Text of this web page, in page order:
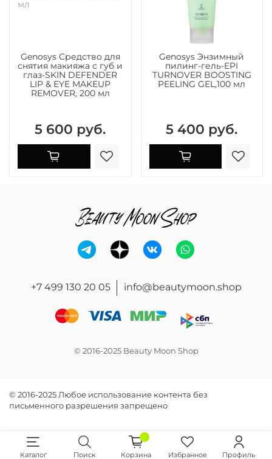
Genosys Средство для
снятия макияжа с губ и
глаз-SKIN DEFENDER
LIP & EYE MAKEUP
REMOVER, 200 мл
5 600 руб.
Genosys Энзимный
пилинг-гель-EPI
TURNOVER BOOSTING
PEELING GEL,100 мл
5 400 руб.
+7 499 130 20 05 info@beautymoon.shop
© 2016-2025 Beauty Moon Shop
© 2016-2025 Любое использование контента без
письменного разрешения запрещено
Каталог Поиск Корзина Избранное Профиль